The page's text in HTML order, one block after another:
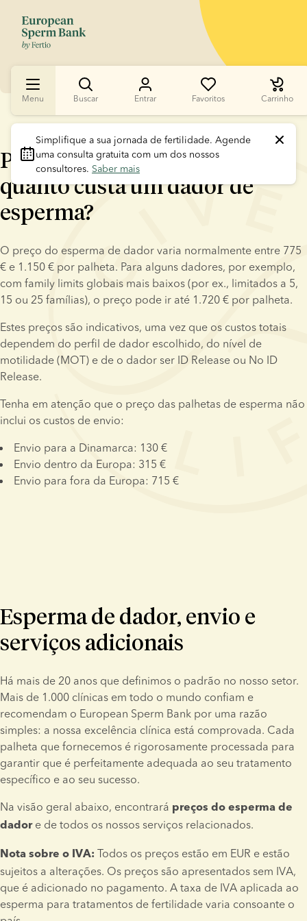
Menu Buscar Entrar Favoritos Carrinho
Simplifique a sua jornada de fertilidade. Agende
uma consulta gratuita com um dos nossos
consultores. Saber mais
Preços do esperma de dador:
quanto custa um dador de
esperma?
O preço do esperma de dador varia normalmente entre 775
€ e 1.150 € por palheta. Para alguns dadores, por exemplo,
com family limits globais mais baixos (por ex., limitados a 5,
15 ou 25 famílias), o preço pode ir até 1.720 € por palheta.
Estes preços são indicativos, uma vez que os custos totais
dependem do perfil de dador escolhido, do nível de
motilidade (MOT) e de o dador ser ID Release ou No ID
Release.
Tenha em atenção que o preço das palhetas de esperma não
inclui os custos de envio:
Envio para a Dinamarca: 130 €
Envio dentro da Europa: 315 €
Envio para fora da Europa: 715 €
Esperma de dador, envio e
serviços adicionais
Há mais de 20 anos que definimos o padrão no nosso setor.
Mais de 1.000 clínicas em todo o mundo confiam e
recomendam o European Sperm Bank por uma razão
simples: a nossa excelência clínica está comprovada. Cada
palheta que fornecemos é rigorosamente processada para
garantir que é perfeitamente adequada ao seu tratamento
específico e ao seu sucesso.
Na visão geral abaixo, encontrará preços do esperma de
dador e de todos os nossos serviços relacionados.
Nota sobre o IVA: Todos os preços estão em EUR e estão
sujeitos a alterações. Os preços são apresentados sem IVA,
que é adicionado no pagamento. A taxa de IVA aplicada ao
esperma para tratamentos de fertilidade varia consoante o